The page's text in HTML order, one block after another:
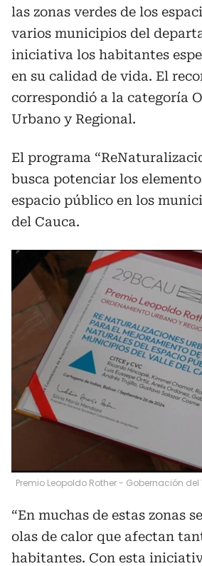
las zonas verdes de los
varios municipios del
iniciativa los habitantes
en su calidad de vida. El
correspondió a la categoría
Urbano y Regional.
El programa
busca potenciar los
espacio público en los
del Cauca.
Premio Leopoldo Rother - Gobernación del
“En muchas de estas zonas
olas de calor que afectan
habitantes. Con esta